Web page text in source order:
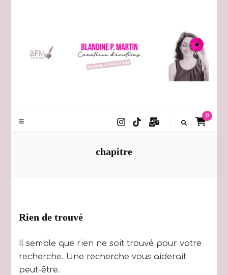
0
chapitre
Rien de trouvé
Il semble que rien ne soit trouvé pour votre
recherche. Une recherche vous aiderait
peut-être.